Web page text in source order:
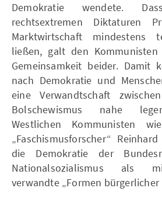
Demokratie wendete.
rechtsextremen Diktaturen
Marktwirtschaft mindestens
ließen, galt den Kommunisten
Gemeinsamkeit beider. Damit
nach Demokratie und
eine Verwandtschaft
Bolschewismus nahe
Westlichen Kommunisten
„Faschismusforscher“
die Demokratie der
Nationalsozialismus als
verwandte „Formen bürgerlicher